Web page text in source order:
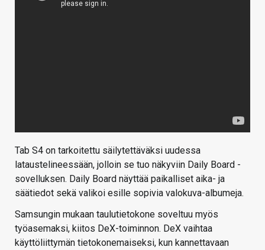
Tab S4 on tarkoitettu säilytettäväksi uudessa
lataustelineessään, jolloin se tuo näkyviin Daily Board -
sovelluksen. Daily Board näyttää paikalliset aika- ja
säätiedot sekä valikoi esille sopivia valokuva-albumeja.
Samsungin mukaan taulutietokone soveltuu myös
työasemaksi, kiitos DeX-toiminnon. DeX vaihtaa
käyttöliittymän tietokonemaiseksi, kun kannettavaan